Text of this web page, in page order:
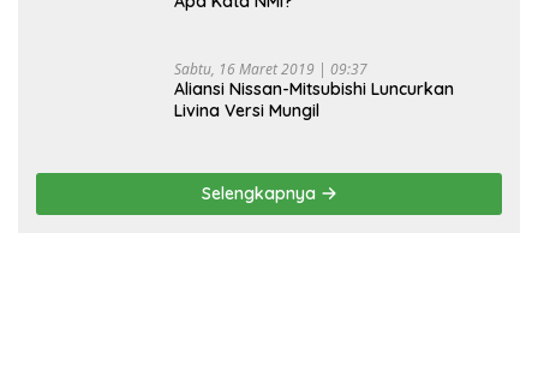
Sabtu, 16 Maret 2019 | 09:37
Aliansi Nissan-Mitsubishi Luncurkan
Livina Versi Mungil
Selengkapnya